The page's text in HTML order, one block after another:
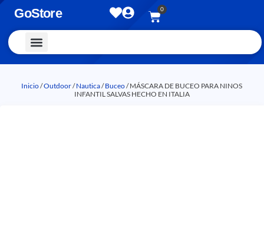
GoStore 0
Inicio/Outdoor/Nautica/Buceo/ MÁSCARA DE BUCEO PARA NINOS
INFANTIL SALVAS HECHO EN ITALIA